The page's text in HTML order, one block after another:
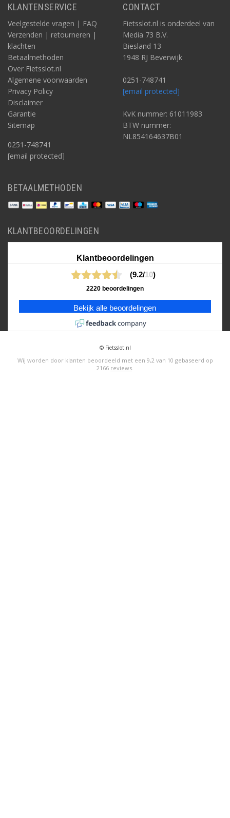
KLANTENSERVICE
Veelgestelde vragen | FAQ
Verzenden | retourneren |
klachten
Betaalmethoden
Over Fietsslot.nl
Algemene voorwaarden
Privacy Policy
Disclaimer
Garantie
Sitemap
0251-748741
[email protected]
CONTACT
Fietsslot.nl is onderdeel van
Media 73 B.V.
Biesland 13
1948 RJ Beverwijk
0251-748741
[email protected]
KvK nummer: 61011983
BTW nummer:
NL854164637B01
BETAALMETHODEN
KLANTBEOORDELINGEN
Klantbeoordelingen
(9.2/10)
2220 beoordelingen
Bekijk alle beoordelingen
© Fietsslot.nl
Wij worden door klanten beoordeeld met een 9,2 van 10 gebaseerd op
2166 reviews